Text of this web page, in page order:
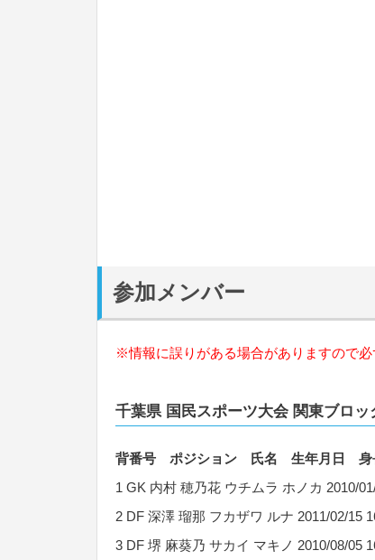
参加メンバー
※情報に誤りがある場合がありますので必
千葉県 国民スポーツ大会 関東ブロッ
背番号 ポジション 氏名 生年月日 身
1 GK 内村 穂乃花 ウチムラ ホノカ 2010/
2 DF 深澤 瑠那 フカザワ ルナ 2011/02/15
3 DF 堺 麻葵乃 サカイ マキノ 2010/08/05